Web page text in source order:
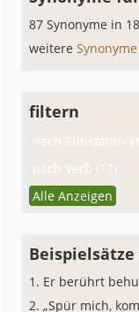
87 Synonyme in
weitere
filtern
nach Substantiv (1)
nach Verb (17)
Alle Anzeigen
Er berührt
„Spür mich,